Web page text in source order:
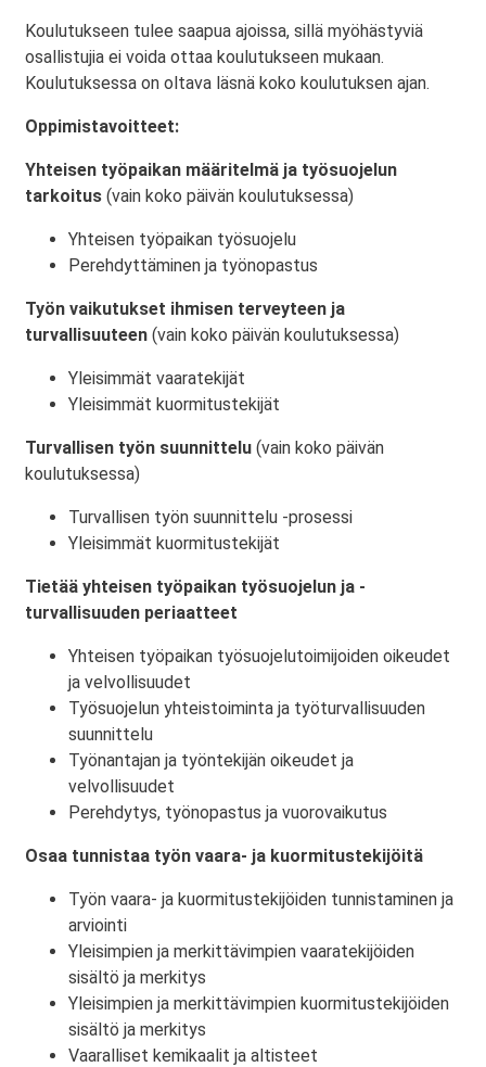
Koulutukseen tulee saapua ajoissa, sillä myöhästyviä
osallistujia ei voida ottaa koulutukseen mukaan.
Koulutuksessa on oltava läsnä koko koulutuksen ajan.
Oppimistavoitteet:
Yhteisen työpaikan määritelmä ja työsuojelun
tarkoitus (vain koko päivän koulutuksessa)
Yhteisen työpaikan työsuojelu
Perehdyttäminen ja työnopastus
Työn vaikutukset ihmisen terveyteen ja
turvallisuuteen (vain koko päivän koulutuksessa)
Yleisimmät vaaratekijät
Yleisimmät kuormitustekijät
Turvallisen työn suunnittelu (vain koko päivän
koulutuksessa)
Turvallisen työn suunnittelu -prosessi
Yleisimmät kuormitustekijät
Tietää yhteisen työpaikan työsuojelun ja -
turvallisuuden periaatteet
Yhteisen työpaikan työsuojelutoimijoiden oikeudet
ja velvollisuudet
Työsuojelun yhteistoiminta ja työturvallisuuden
suunnittelu
Työnantajan ja työntekijän oikeudet ja
velvollisuudet
Perehdytys, työnopastus ja vuorovaikutus
Osaa tunnistaa työn vaara- ja kuormitustekijöitä
Työn vaara- ja kuormitustekijöiden tunnistaminen ja
arviointi
Yleisimpien ja merkittävimpien vaaratekijöiden
sisältö ja merkitys
Yleisimpien ja merkittävimpien kuormitustekijöiden
sisältö ja merkitys
Vaaralliset kemikaalit ja altisteet